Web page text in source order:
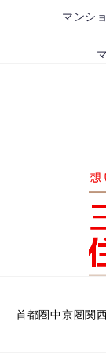
マンシ
首都圏中京圏関